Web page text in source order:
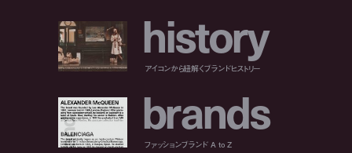
history
アイコンから紐解くブランドヒストリー
brands
ファッションブランド A to Z